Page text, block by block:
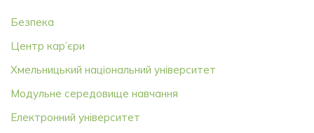
Безпека
Центр кар’єри
Хмельницький національний університет
Модульне середовище навчання
Електронний університет